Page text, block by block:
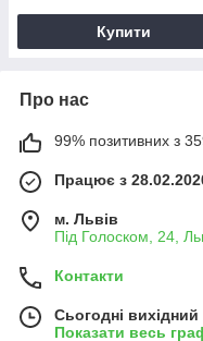
Купити
Про нас
99% позитивних з
Працює з
м. Львів
Під Голоском, 24,
Контакти
Сьогодні вихідний
Показати весь